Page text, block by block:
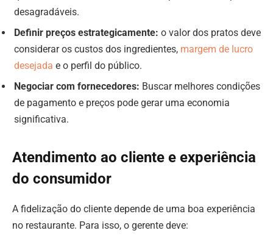
desagradáveis.
Definir preços estrategicamente: o valor dos pratos deve
considerar os custos dos ingredientes, margem de lucro
desejada e o perfil do público.
Negociar com fornecedores: Buscar melhores condições
de pagamento e preços pode gerar uma economia
significativa.
Atendimento ao cliente e experiência
do consumidor
A fidelização do cliente depende de uma boa experiência
no restaurante. Para isso, o gerente deve: